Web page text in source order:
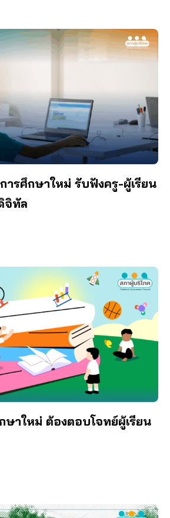
ารศึกษาใหม่ รับฟังครู-ผู้เรียน
จิทัล
ษาใหม่ ต้องตอบโจทย์ผู้เรียน